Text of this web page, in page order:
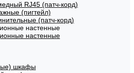
RJ45 (патч-корд)
(пигтейл)
(патч-корд)
настенные
настенные
шкафы